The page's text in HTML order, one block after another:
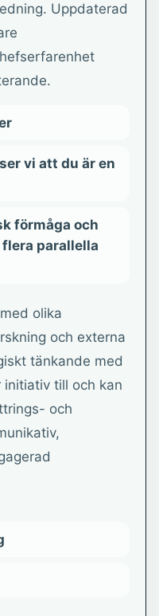
Uppdaterad
vi att du är en
förmåga och
parallella
olika
och externa
tänkande med
till och kan
och